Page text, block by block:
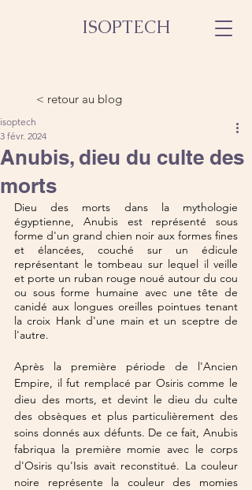
ISOPTECH
< retour au blog
Anubis, dieu du culte des
morts
isoptech
3 févr. 2024
Dieu des morts dans la mythologie
égyptienne, Anubis est représenté sous
forme d'un grand chien noir aux formes fines
et élancées, couché sur un édicule
représentant le tombeau sur lequel il veille
et porte un ruban rouge noué autour du cou
ou sous forme humaine avec une tête de
canidé aux longues oreilles pointues tenant
la croix Hank d'une main et un sceptre de
l'autre.
Après la première période de l'Ancien
Empire, il fut remplacé par Osiris comme le
dieu des morts, et devint le dieu du culte
des obsèques et plus particulièrement des
soins donnés aux défunts. De ce fait, Anubis
fabriqua la première momie avec le corps
d'Osiris qu'Isis avait reconstitué. La couleur
noire représente la couleur des momies